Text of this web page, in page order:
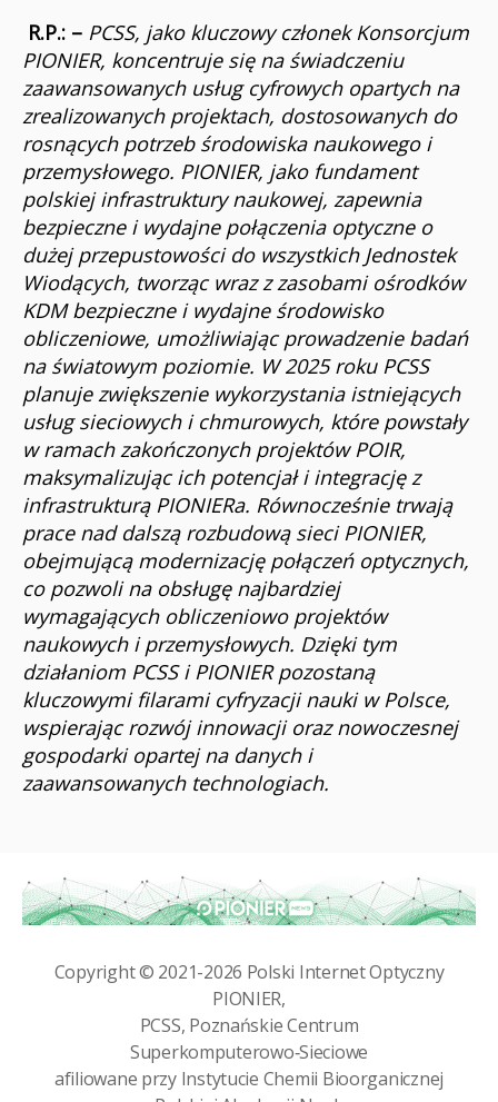
R.P.: – PCSS, jako kluczowy członek Konsorcjum
PIONIER, koncentruje się na świadczeniu
zaawansowanych usług cyfrowych opartych na
zrealizowanych projektach, dostosowanych do
rosnących potrzeb środowiska naukowego i
przemysłowego. PIONIER, jako fundament
polskiej infrastruktury naukowej, zapewnia
bezpieczne i wydajne połączenia optyczne o
dużej przepustowości do wszystkich Jednostek
Wiodących, tworząc wraz z zasobami ośrodków
KDM bezpieczne i wydajne środowisko
obliczeniowe, umożliwiając prowadzenie badań
na światowym poziomie. W 2025 roku PCSS
planuje zwiększenie wykorzystania istniejących
usług sieciowych i chmurowych, które powstały
w ramach zakończonych projektów POIR,
maksymalizując ich potencjał i integrację z
infrastrukturą PIONIERa. Równocześnie trwają
prace nad dalszą rozbudową sieci PIONIER,
obejmującą modernizację połączeń optycznych,
co pozwoli na obsługę najbardziej
wymagających obliczeniowo projektów
naukowych i przemysłowych. Dzięki tym
działaniom PCSS i PIONIER pozostaną
kluczowymi filarami cyfryzacji nauki w Polsce,
wspierając rozwój innowacji oraz nowoczesnej
gospodarki opartej na danych i
zaawansowanych technologiach.
Copyright © 2021-2026 Polski Internet Optyczny
PIONIER,
PCSS, Poznańskie Centrum
Superkomputerowo‑Sieciowe
afiliowane przy Instytucie Chemii Bioorganicznej